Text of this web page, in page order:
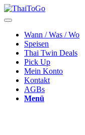
Wann / Was / Wo
Speisen
Thai Twin Deals
Pick Up
Mein Konto
Kontakt
AGBs
Menü